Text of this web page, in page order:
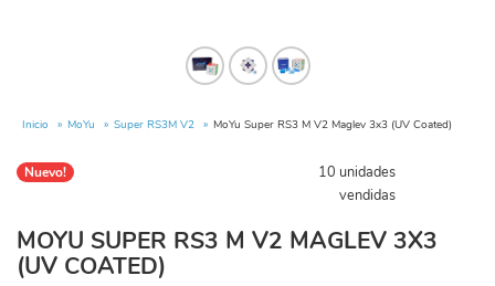
Inicio MoYu Super RS3M V2 MoYu Super RS3 M V2 Maglev 3x3 (UV Coated)
Nuevo!
10 unidades
vendidas
MOYU SUPER RS3 M V2 MAGLEV 3X3
(UV COATED)